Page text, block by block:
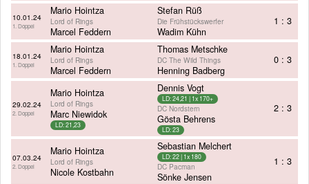
10.01.24
1. Doppel
Mario Hointza
Lord of Rings
Marcel Feddern
Stefan Rüß
Die Frühstückswerfer
Wadim Kühn
1 : 3
18.01.24
1. Doppel
Mario Hointza
Lord of Rings
Marcel Feddern
Thomas Metschke
DC The Wild Things
Henning Badberg
0 : 3
29.02.24
2. Doppel
Mario Hointza
Lord of Rings
Marc Niewidok
LD: 21,23
Dennis Vogt
LD: 24,21 | 1x 170+
DC Nordstern
Gösta Behrens
LD: 23
2 : 3
07.03.24
2. Doppel
Mario Hointza
Lord of Rings
Nicole Kostbahn
Sebastian Melchert
LD: 22 | 1x 180
DC Pacman
Sönke Jensen
1 : 3